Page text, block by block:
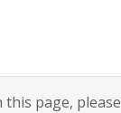
page, please